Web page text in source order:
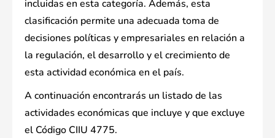
incluidas en esta categoría. Además, esta
clasificación permite una adecuada toma de
decisiones políticas y empresariales en relación a
la regulación, el desarrollo y el crecimiento de
esta actividad económica en el país.
A continuación encontrarás un listado de las
actividades económicas que incluye y que excluye
el Código CIIU 4775.